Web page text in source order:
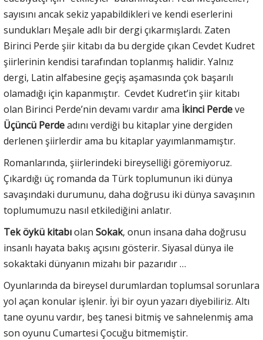
sayısını ancak sekiz yapabildikleri ve kendi eserlerini
sundukları Meşale adlı bir dergi çıkarmışlardı. Zaten
Birinci Perde şiir kitabı da bu dergide çıkan Cevdet Kudret
şiirlerinin kendisi tarafından toplanmış halidir. Yalnız
dergi, Latin alfabesine geçiş aşamasında çok başarılı
olamadığı için kapanmıştır. Cevdet Kudret’in şiir kitabı
olan Birinci Perde’nin devamı vardır ama İkinci Perdeve
Üçüncü Perdeadını verdiği bu kitaplar yine dergiden
derlenen şiirlerdir ama bu kitaplar yayımlanmamıştır.
Romanlarında, şiirlerindeki bireyselliği göremiyoruz.
Çıkardığı üç romanda da Türk toplumunun iki dünya
savaşındaki durumunu, daha doğrusu iki dünya savaşının
toplumumuzu nasıl etkilediğini anlatır.
Tek öykü kitabıolan Sokak, onun insana daha doğrusu
insanlı hayata bakış açısını gösterir. Siyasal dünya ile
sokaktaki dünyanın mizahı bir pazarıdır …
Oyunlarında da bireysel durumlardan toplumsal sorunlara
yol açan konular işlenir. İyi bir oyun yazarı diyebiliriz. Altı
tane oyunu vardır, beş tanesi bitmiş ve sahnelenmiş ama
son oyunu Cumartesi Çocuğu bitmemiştir.